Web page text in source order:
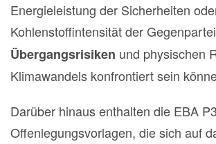
Energieleistung der Sicherheiten
Kohlenstoffintensität der
Übergangsrisiken und physischen
Klimawandels konfrontiert sein
Darüber hinaus enthalten die EBA
Offenlegungsvorlagen, die sich auf